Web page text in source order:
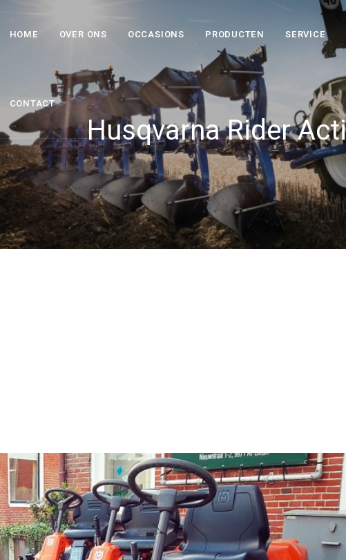
HOME OVER ONS OCCASIONS PRODUCTEN SERVICE
CONTACT
Husqvarna Rider